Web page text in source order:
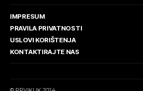
IMPRESUM
PRAVILA PRIVATNOSTI
USLOVI KORIŠTENJA
KONTAKTIRAJTE NAS